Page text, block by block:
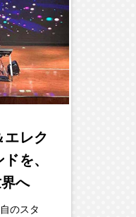
エレク
を、
へ
のスタ